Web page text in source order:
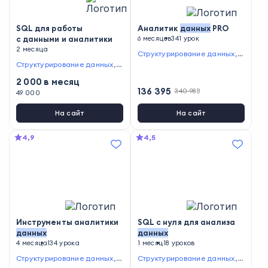
SQL для работы
с данными и аналитики
2 месяца
Структурирование данных,У
,Работа с базами данных
ормулирование и тестирован
ие гипотез,Сбор и анализ д
2 000 в месяц
49 000
На сайт
Аналитик данныхPRO
6 месяцев341 урок
Структурирование данных,У
ение A/B-тестов,
Сбор и анализ данных
136 395 340 988
На сайт
4,9
Инструменты аналитики
данных
4 месяца134 урока
Структурирование данных,У
4,5
SQL с нуля для анализа
данных
1 месяц18 уроков
Структурирование данных,У